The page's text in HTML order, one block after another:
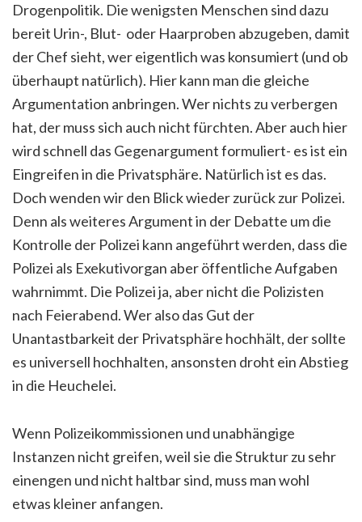
Drogenpolitik. Die wenigsten Menschen sind dazu
bereit Urin-, Blut- oder Haarproben abzugeben, damit
der Chef sieht, wer eigentlich was konsumiert (und ob
überhaupt natürlich). Hier kann man die gleiche
Argumentation anbringen. Wer nichts zu verbergen
hat, der muss sich auch nicht fürchten. Aber auch hier
wird schnell das Gegenargument formuliert- es ist ein
Eingreifen in die Privatsphäre. Natürlich ist es das.
Doch wenden wir den Blick wieder zurück zur Polizei.
Denn als weiteres Argument in der Debatte um die
Kontrolle der Polizei kann angeführt werden, dass die
Polizei als Exekutivorgan aber öffentliche Aufgaben
wahrnimmt. Die Polizei ja, aber nicht die Polizisten
nach Feierabend. Wer also das Gut der
Unantastbarkeit der Privatsphäre hochhält, der sollte
es universell hochhalten, ansonsten droht ein Abstieg
in die Heuchelei.
Wenn Polizeikommissionen und unabhängige
Instanzen nicht greifen, weil sie die Struktur zu sehr
einengen und nicht haltbar sind, muss man wohl
etwas kleiner anfangen.